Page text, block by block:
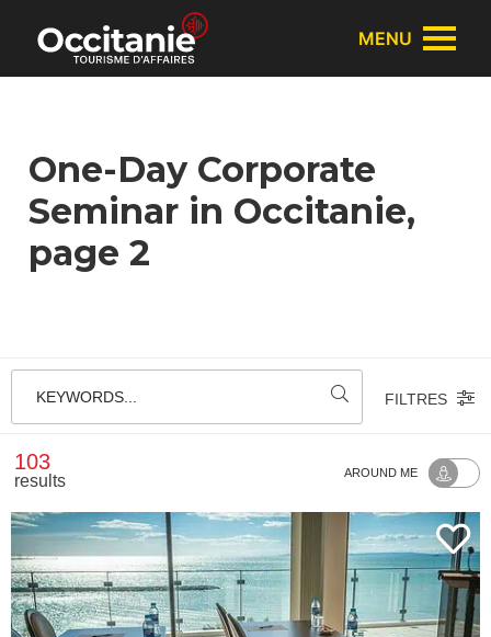
Cookies management panel
MENU
One-Day Corporate
Seminar in Occitanie,
page 2
KEYWORDS... FILTRES
103
results AROUND ME